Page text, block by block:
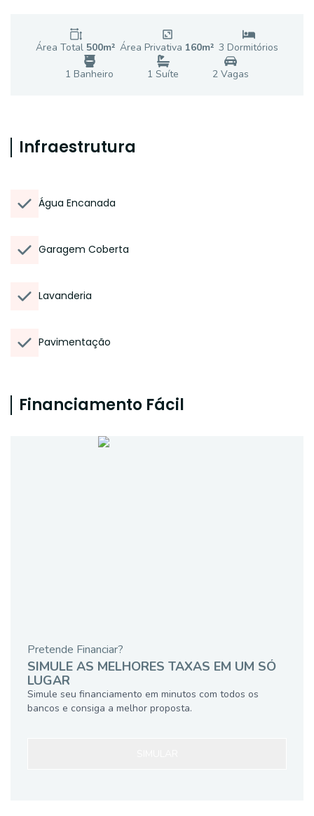
Área Total 500m² Área Privativa 160m² 3 Dormitórios
1 Banheiro 1 Suíte 2 Vagas
Infraestrutura
Água Encanada
Garagem Coberta
Lavanderia
Pavimentação
Financiamento Fácil
Pretende Financiar?
SIMULE AS MELHORES TAXAS EM UM SÓ
LUGAR
Simule seu financiamento em minutos com todos os
bancos e consiga a melhor proposta.